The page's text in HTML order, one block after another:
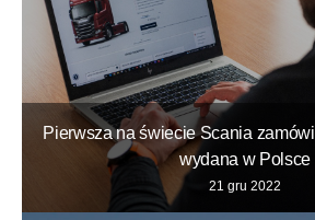
Pierwsza na świecie Scania
wydana w Polsce
21 gru 2022